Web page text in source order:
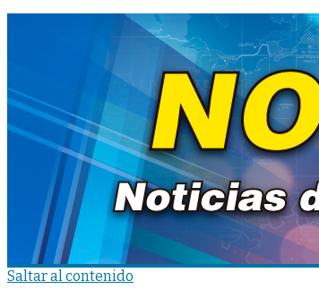
Saltar al contenido